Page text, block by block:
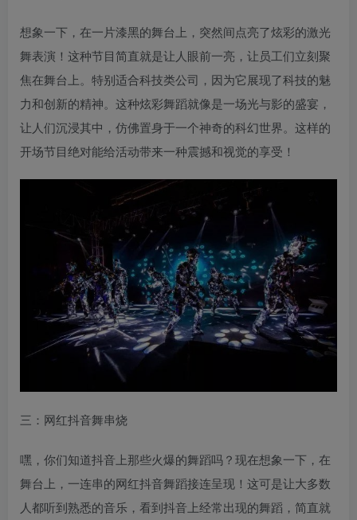
想象一下，在一片漆黑的舞台上，突然间点亮了炫彩的激光
舞表演！这种节目简直就是让人眼前一亮，让员工们立刻聚
焦在舞台上。特别适合科技类公司，因为它展现了科技的魅
力和创新的精神。这种炫彩舞蹈就像是一场光与影的盛宴，
让人们沉浸其中，仿佛置身于一个神奇的科幻世界。这样的
开场节目绝对能给活动带来一种震撼和视觉的享受！
三：网红抖音舞串烧
嘿，你们知道抖音上那些火爆的舞蹈吗？现在想象一下，在
舞台上，一连串的网红抖音舞蹈接连呈现！这可是让大多数
人都听到熟悉的音乐，看到抖音上经常出现的舞蹈，简直就